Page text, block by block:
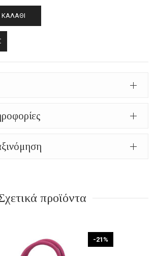
προϊόντα
-21%